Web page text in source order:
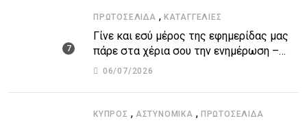
ΠΡΩΤΟΣΈΛΙΔΑ , ΚΑΤΑΓΓΕΛΙΕΣ
Γίνε και εσύ μέρος της εφημερίδας μας
πάρε στα χέρια σου την ενημέρωση –
στείλε το δικό σου άρθρο την δική σου
06/07/2026
ΚΎΠΡΟΣ , ΑΣΤΥΝΟΜΙΚΆ , ΠΡΩΤΟΣΈΛΙΔΑ